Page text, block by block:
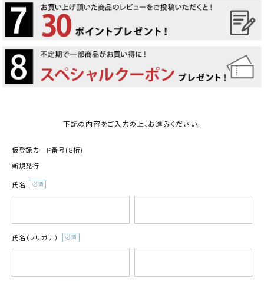
下記の内容をご入力の上、お進みください。
仮登録カード番号(８桁)
新規発行
氏名
氏名（フリガナ）